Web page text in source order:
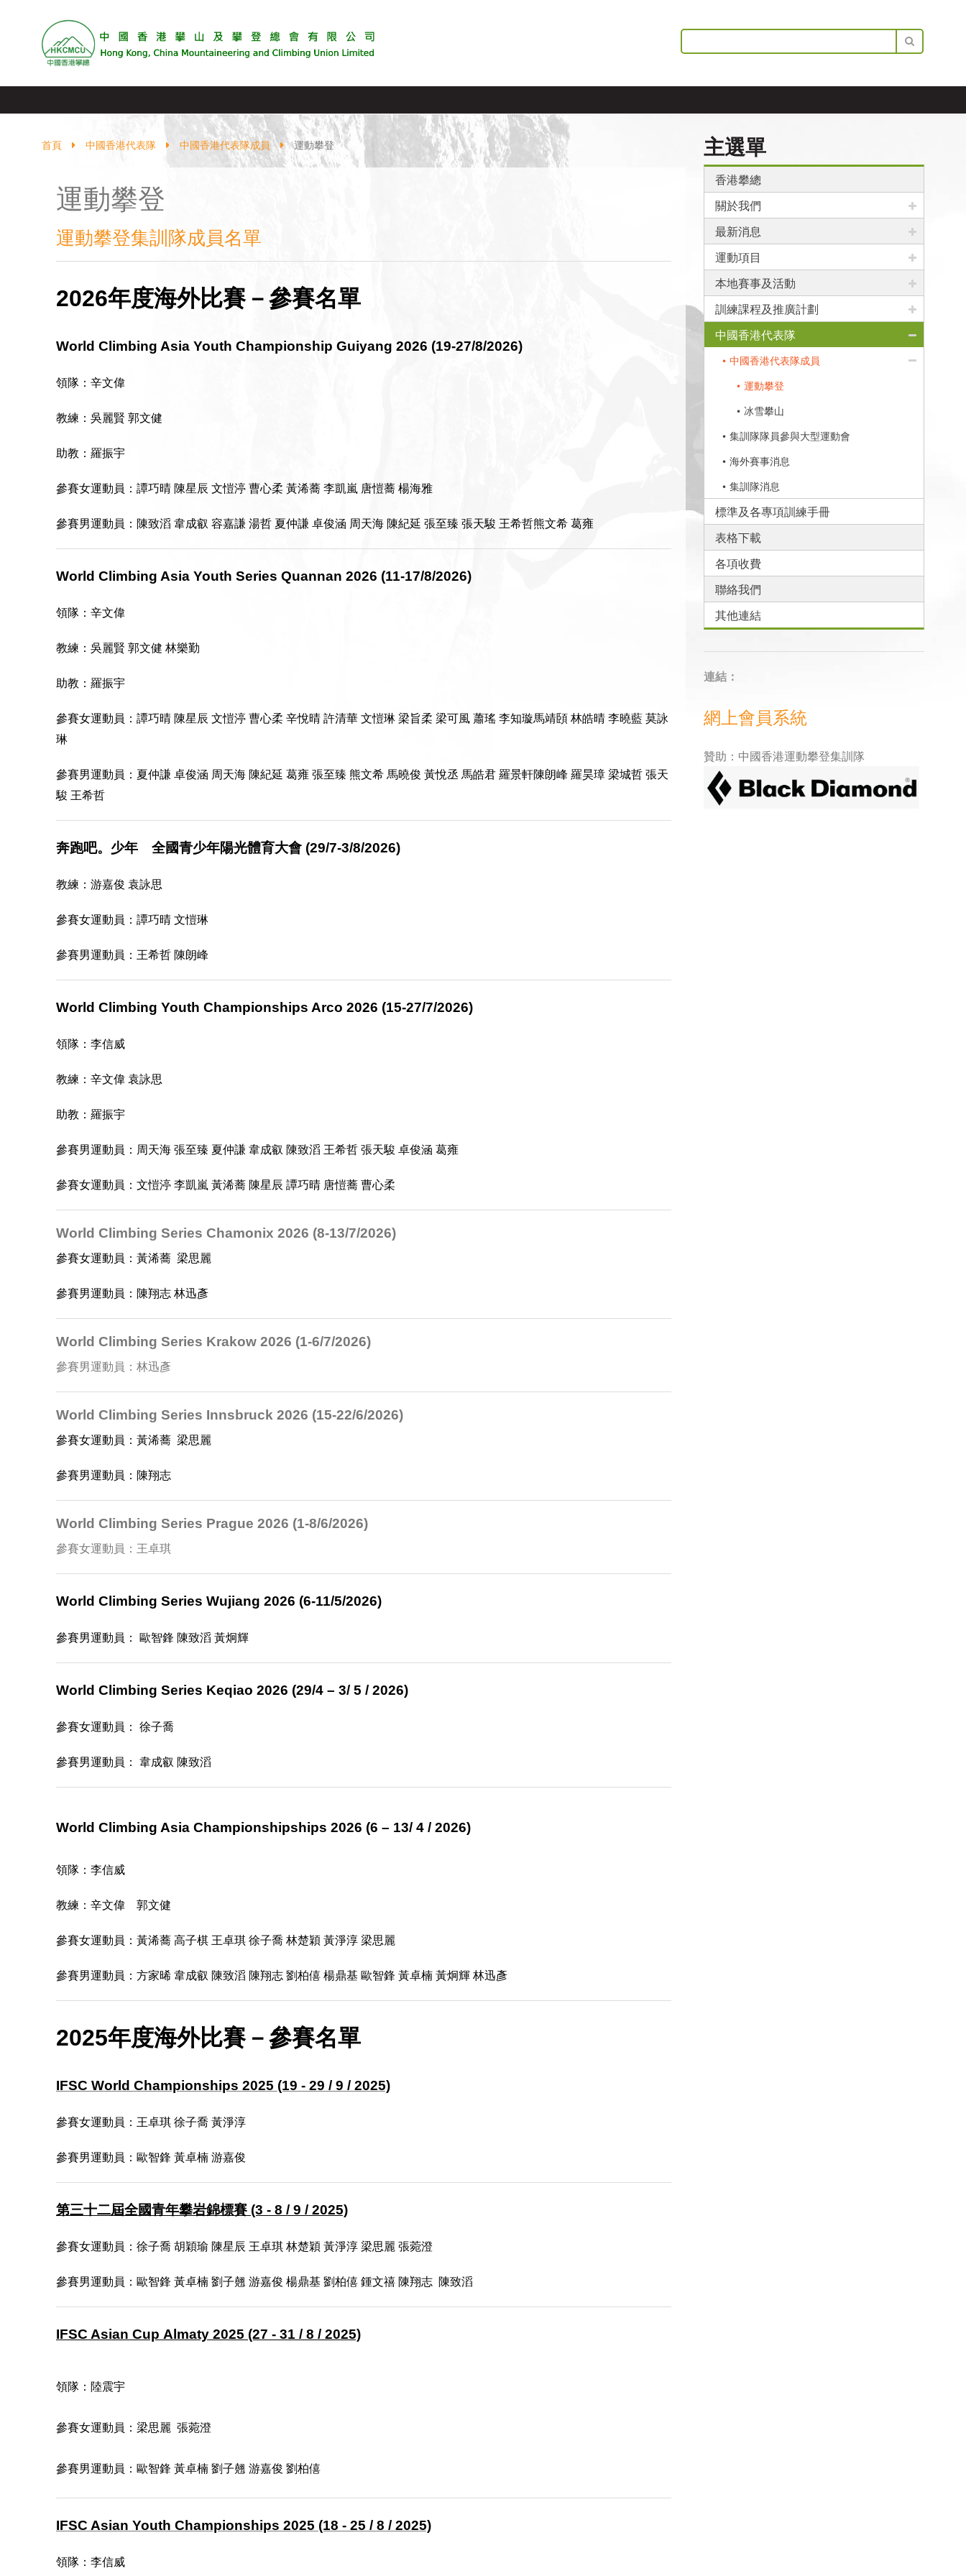
首頁 中國香港代表隊 中國香港代表隊成員 運動攀登
運動攀登
運動攀登集訓隊成員名單
2026年度海外比賽－參賽名單
World Climbing Asia Youth Championship Guiyang 2026 (19-27/8/2026)
領隊：辛文偉
教練：吳麗賢 郭文健
助教：羅振宇
參賽女運動員 ：譚巧晴 陳星辰 文愷渟 曹心柔 黃浠蕎 李凱嵐 唐愷蕎 楊海雅
參賽男運動員：陳致滔 韋成叡 容嘉謙 湯哲 夏仲謙 卓俊涵 周天海 陳紀延 張至臻 張天駿 王希哲熊文希 葛雍
World Climbing Asia Youth Series Quannan 2026 (11-17/8/2026)
領隊：辛文偉
教練：吳麗賢 郭文健 林樂勤
助教：羅振宇
參賽女運動員 ：譚巧晴 陳星辰 文愷渟 曹心柔 辛悅晴 許清華 文愷琳 梁旨柔 梁可風 蕭瑤 李知璇馬靖頣 林皓晴 李曉藍 莫詠
琳
參賽男運動員：夏仲謙 卓俊涵 周天海 陳紀延 葛雍 張至臻 熊文希 馬曉俊 黃悅丞 馬皓君 羅景軒陳朗峰 羅昊璋 梁城哲 張天
駿 王希哲
奔跑吧。少年 全國青少年陽光體育大會 (29/7-3/8/2026)
教練：游嘉俊 袁詠思
參賽女運動員 ：譚巧晴 文愷琳
參賽男運動員：王希哲 陳朗峰
World Climbing Youth Championships Arco 2026 (15-27/7/2026)
領隊：李信威
教練：辛文偉 袁詠思
助教：羅振宇
參賽男運動員 ：周天海 張至臻 夏仲謙 韋成叡 陳致滔 王希哲 張天駿 卓俊涵 葛雍
參賽女運動員：文愷渟 李凱嵐 黃浠蕎 陳星辰 譚巧晴 唐愷蕎 曹心柔
World Climbing Series Chamonix 2026 (8-13/7/2026)
參賽女運動員：黃浠蕎 梁思麗
參賽男運動員：陳翔志 林迅彥
World Climbing Series Krakow 2026 (1-6/7/2026)
參賽男運動員：林迅彥
World Climbing Series Innsbruck 2026 (15-22/6/2026)
參賽女運動員：黃浠蕎 梁思麗
參賽男運動員：陳翔志
World Climbing Series Prague 2026 (1-8/6/2026)
參賽女運動員：王卓琪
World Climbing Series Wujiang 2026 (6-11/5/2026)
參賽男運動員： 歐智鋒 陳致滔 黃炯輝
World Climbing Series Keqiao 2026 (29/4 – 3/ 5 / 2026)
參賽女運動員 ： 徐子喬
參賽男運動員： 韋成叡 陳致滔
World Climbing Asia Championshipships 2026 (6 – 13/ 4 / 2026)
領隊：李信威
教練：辛文偉 郭文健
參賽女運動員 ：黃浠蕎 高子棋 王卓琪 徐子喬 林楚穎 黃淨淳 梁思麗
參賽男運動員：方家晞 韋成叡 陳致滔 陳翔志 劉柏僖 楊鼎基 歐智鋒 黃卓楠 黃炯輝 林迅彥
2025年度海外比賽－參賽名單
IFSC World Championships 2025 (19 - 29 / 9 / 2025)
參賽女運動員 ：王卓琪 徐子喬 黃淨淳
參賽男運動員：歐智鋒 黃卓楠 游嘉俊
第三十二屆全國青年攀岩錦標賽 (3 - 8 / 9 / 2025)
參賽女運動員 ： 徐子喬 胡穎瑜 陳星辰 王卓琪 林楚穎 黃淨淳 梁思麗 張菀澄
參賽男運動員： 歐智鋒 黃卓楠 劉子翹 游嘉俊 楊鼎基 劉柏僖 鍾文禧 陳翔志 陳致滔
IFSC Asian Cup Almaty 2025 (27 - 31 / 8 / 2025)
領隊 ：陸震宇
參賽女運動員：梁思麗 張菀澄
參賽男運動員：歐智鋒 黃卓楠 劉子翹 游嘉俊 劉柏僖
IFSC Asian Youth Championships 2025 (18 - 25 / 8 / 2025)
領隊： 李信威
主選單
香港攀總
關於我們
最新消息
運動項目
本地賽事及活動
訓練課程及推廣計劃
中國香港代表隊
中國香港代表隊成員
運動攀登
冰雪攀山
集訓隊隊員參與大型運動會
海外賽事消息
集訓隊消息
標準及各專項訓練手冊
表格下載
各項收費
聯絡我們
其他連結
連結：
網上會員系統
贊助：中國香港運動攀登集訓隊